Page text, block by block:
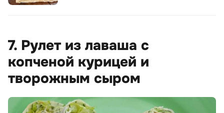
7. Рулет из лаваша с
копченой курицей и
творожным сыром